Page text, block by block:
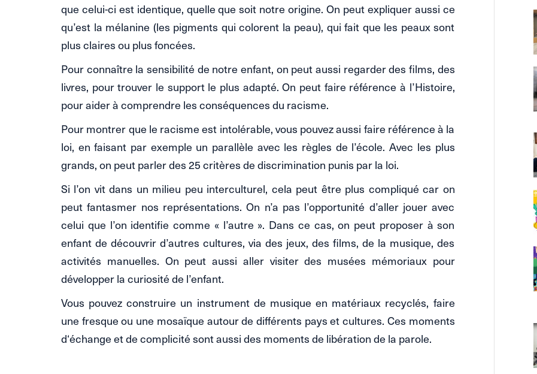
que celui-ci est identique, quelle que soit notre origine. On peut expliquer aussi ce
qu’est la mélanine (les pigments qui colorent la peau), qui fait que les peaux sont
plus claires ou plus foncées.
Pour connaître la sensibilité de notre enfant, on peut aussi regarder des films, des
livres, pour trouver le support le plus adapté. On peut faire référence à l’Histoire,
pour aider à comprendre les conséquences du racisme.
Pour montrer que le racisme est intolérable, vous pouvez aussi faire référence à la
loi, en faisant par exemple un parallèle avec les règles de l’école. Avec les plus
grands, on peut parler des 25 critères de discrimination punis par la loi.
Si l’on vit dans un milieu peu interculturel, cela peut être plus compliqué car on
peut fantasmer nos représentations. On n’a pas l’opportunité d’aller jouer avec
celui que l’on identifie comme « l’autre ». Dans ce cas, on peut proposer à son
enfant de découvrir d’autres cultures, via des jeux, des films, de la musique, des
activités manuelles. On peut aussi aller visiter des musées mémoriaux pour
développer la curiosité de l’enfant.
Vous pouvez construire un instrument de musique en matériaux recyclés, faire
une fresque ou une mosaïque autour de différents pays et cultures. Ces moments
d‘échange et de complicité sont aussi des moments de libération de la parole.